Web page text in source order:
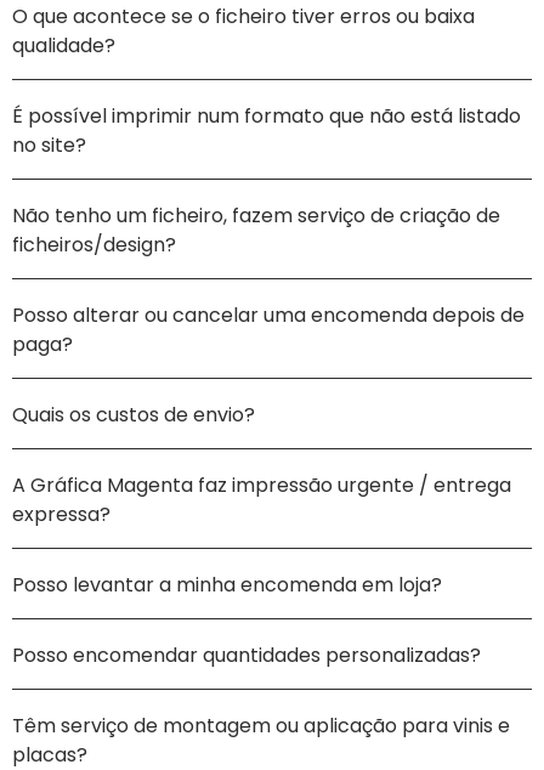
O que acontece se o ficheiro tiver erros ou baixa
qualidade?
É possível imprimir num formato que não está listado
no site?
Não tenho um ficheiro, fazem serviço de criação de
ficheiros/design?
Posso alterar ou cancelar uma encomenda depois de
paga?
Quais os custos de envio?
A Gráfica Magenta faz impressão urgente / entrega
expressa?
Posso levantar a minha encomenda em loja?
Posso encomendar quantidades personalizadas?
Têm serviço de montagem ou aplicação para vinis e
placas?